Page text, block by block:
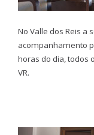
No Valle dos Reis a
acompanhamento
horas do dia, todos
VR.